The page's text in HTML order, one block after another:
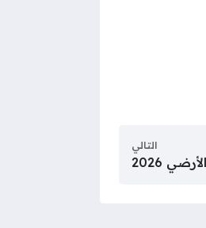
التالي
2026